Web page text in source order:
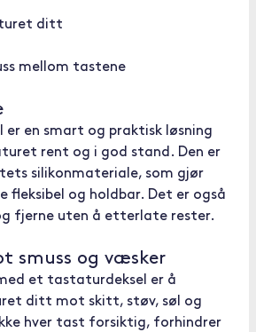
ditt
mellom tastene
en smart og praktisk løsning
rent og i god stand. Den er
silikonmateriale, som gjør
fleksibel og holdbar. Det er også
fjerne uten å etterlate rester.
smuss og væsker
et tastaturdeksel er å
ditt mot skitt, støv, søl og
hver tast forsiktig, forhindrer